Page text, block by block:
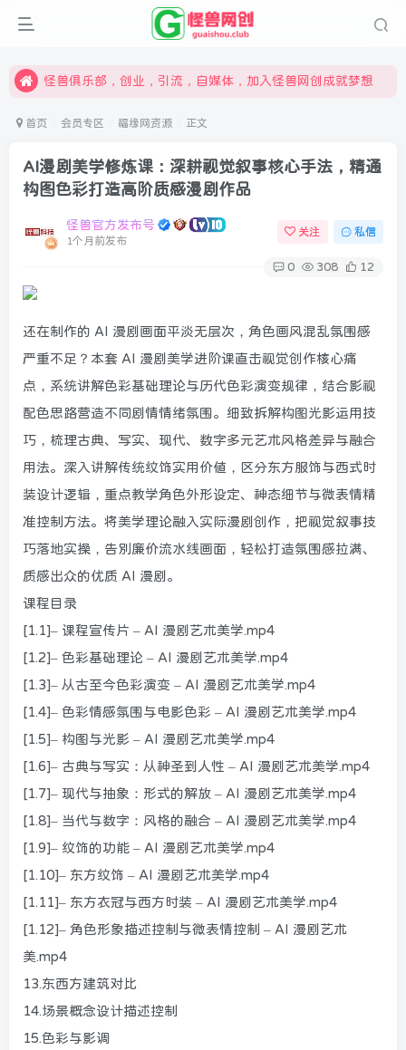
限时开通会员更享折扣，超高返佣
怪兽俱乐部，创业，引流，自媒体，加入怪兽网创成就梦想
首页 会员专区 福缘网资源 正文
AI漫剧美学修炼课：深耕视觉叙事核心手法，精通
构图色彩打造高阶质感漫剧作品
怪兽官方发布号
1个月前发布
关注 私信
0 308 12
还在制作的 AI 漫剧画面平淡无层次，角色画风混乱氛围感
严重不足？本套 AI 漫剧美学进阶课直击视觉创作核心痛
点，系统讲解色彩基础理论与历代色彩演变规律，结合影视
配色思路营造不同剧情情绪氛围。细致拆解构图光影运用技
巧，梳理古典、写实、现代、数字多元艺术风格差异与融合
用法。深入讲解传统纹饰实用价值，区分东方服饰与西式时
装设计逻辑，重点教学角色外形设定、神态细节与微表情精
准控制方法。将美学理论融入实际漫剧创作，把视觉叙事技
巧落地实操，告别廉价流水线画面，轻松打造氛围感拉满、
质感出众的优质 AI 漫剧。
课程目录
[1.1]– 课程宣传片 – AI 漫剧艺术美学.mp4
[1.2]– 色彩基础理论 – AI 漫剧艺术美学.mp4
[1.3]– 从古至今色彩演变 – AI 漫剧艺术美学.mp4
[1.4]– 色彩情感氛围与电影色彩 – AI 漫剧艺术美学.mp4
[1.5]– 构图与光影 – AI 漫剧艺术美学.mp4
[1.6]– 古典与写实：从神圣到人性 – AI 漫剧艺术美学.mp4
[1.7]– 现代与抽象：形式的解放 – AI 漫剧艺术美学.mp4
[1.8]– 当代与数字：风格的融合 – AI 漫剧艺术美学.mp4
[1.9]– 纹饰的功能 – AI 漫剧艺术美学.mp4
[1.10]– 东方纹饰 – AI 漫剧艺术美学.mp4
[1.11]– 东方衣冠与西方时装 – AI 漫剧艺术美学.mp4
[1.12]– 角色形象描述控制与微表情控制 – AI 漫剧艺术
美.mp4
13.东西方建筑对比
14.场景概念设计描述控制
15.色彩与影调